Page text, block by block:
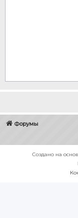
Форумы
Создано на